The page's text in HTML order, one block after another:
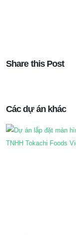
Share this Post
Các dự án khác